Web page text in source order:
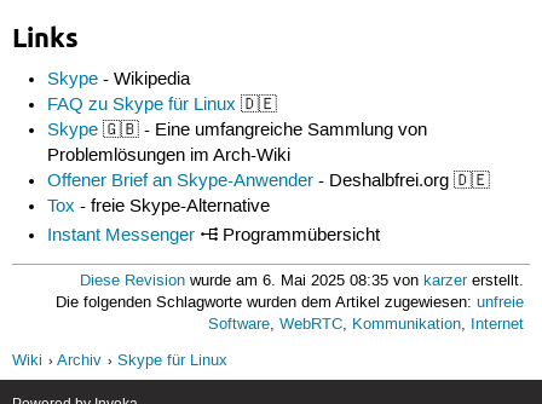
Links
Skype - Wikipedia
FAQ zu Skype für Linux 🇩🇪
Skype 🇬🇧 - Eine umfangreiche Sammlung von
Problemlösungen im Arch-Wiki
Offener Brief an Skype-Anwender - Deshalbfrei.org 🇩🇪
Tox - freie Skype-Alternative
Instant Messenger
Programmübersicht
Diese Revision wurde am 6. Mai 2025 08:35 vonkarzererstellt.
Die folgenden Schlagworte wurden dem Artikel zugewiesen:unfreie
Software,WebRTC, Kommunikation, Internet
Wiki
Archiv Skype für Linux